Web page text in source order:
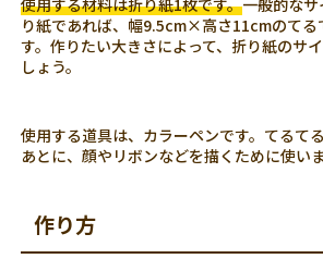
使用する材料は折り紙1枚です。一般的な
り紙であれば、幅9.5cm×高さ11cmのてる
す。作りたい大きさによって、折り紙のサ
しょう。
使用する道具は、カラーペンです。てるて
あとに、顔やリボンなどを描くために使いま
作り方